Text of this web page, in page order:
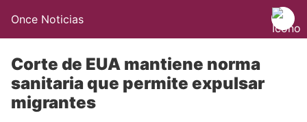
Once Noticias
Corte de EUA mantiene norma
sanitaria que permite expulsar
migrantes